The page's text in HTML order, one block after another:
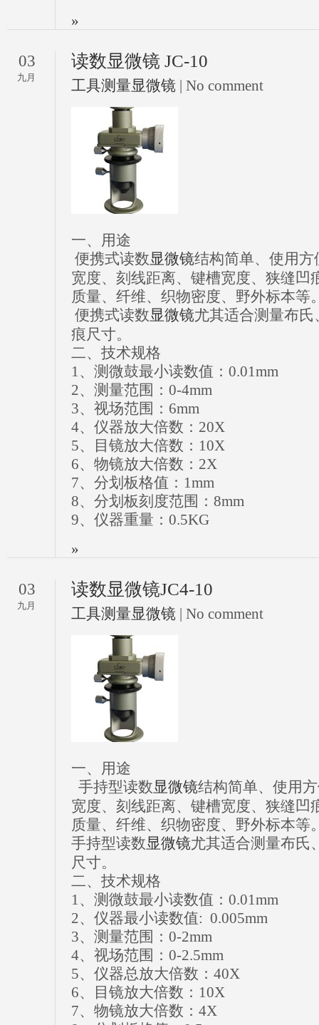
»
03
九月
读数显微镜 JC-10
工具测量显微镜 | No comment
一、用途
便携式读数显微镜结构简单、使用
宽度、刻线距离、键槽宽度、狭缝凹
质量、纤维、织物密度、野外标本等
便携式读数显微镜尤其适合测量布
痕尺寸。
二、技术规格
1、测微鼓最小读数值：0.01mm
2、测量范围：0-4mm
3、视场范围：6mm
4、仪器放大倍数：20X
5、目镜放大倍数：10X
6、物镜放大倍数：2X
7、分划板格值：1mm
8、分划板刻度范围：8mm
9、仪器重量：0.5KG
»
03
九月
读数显微镜JC4-10
工具测量显微镜 | No comment
一、用途
手持型读数显微镜结构简单、使用
宽度、刻线距离、键槽宽度、狭缝凹
质量、纤维、织物密度、野外标本等
手持型读数显微镜尤其适合测量布氏
尺寸。
二、技术规格
1、测微鼓最小读数值：0.01mm
2、仪器最小读数值: 0.005mm
3、测量范围：0-2mm
4、视场范围：0-2.5mm
5、仪器总放大倍数：40X
6、目镜放大倍数：10X
7、物镜放大倍数：4X